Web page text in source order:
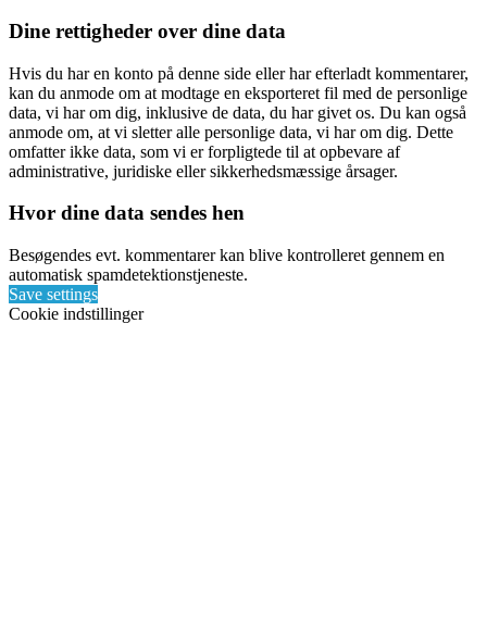
Dine rettigheder over dine data
Hvis du har en konto på denne side eller har efterladt kommentarer,
kan du anmode om at modtage en eksporteret fil med de personlige
data, vi har om dig, inklusive de data, du har givet os. Du kan også
anmode om, at vi sletter alle personlige data, vi har om dig. Dette
omfatter ikke data, som vi er forpligtede til at opbevare af
administrative, juridiske eller sikkerhedsmæssige årsager.
Hvor dine data sendes hen
Besøgendes evt. kommentarer kan blive kontrolleret gennem en
automatisk spamdetektionstjeneste.
Save settings
Cookie indstillinger